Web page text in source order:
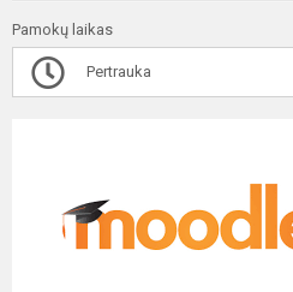
Pamokų laikas
Pertrauka